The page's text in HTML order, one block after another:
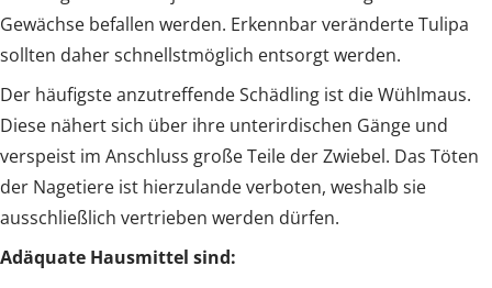
Gewächse befallen werden. Erkennbar veränderte Tulipa
sollten daher schnellstmöglich entsorgt werden.
Der häufigste anzutreffende Schädling ist die Wühlmaus.
Diese nähert sich über ihre unterirdischen Gänge und
verspeist im Anschluss große Teile der Zwiebel. Das Töten
der Nagetiere ist hierzulande verboten, weshalb sie
ausschließlich vertrieben werden dürfen.
Adäquate Hausmittel sind: